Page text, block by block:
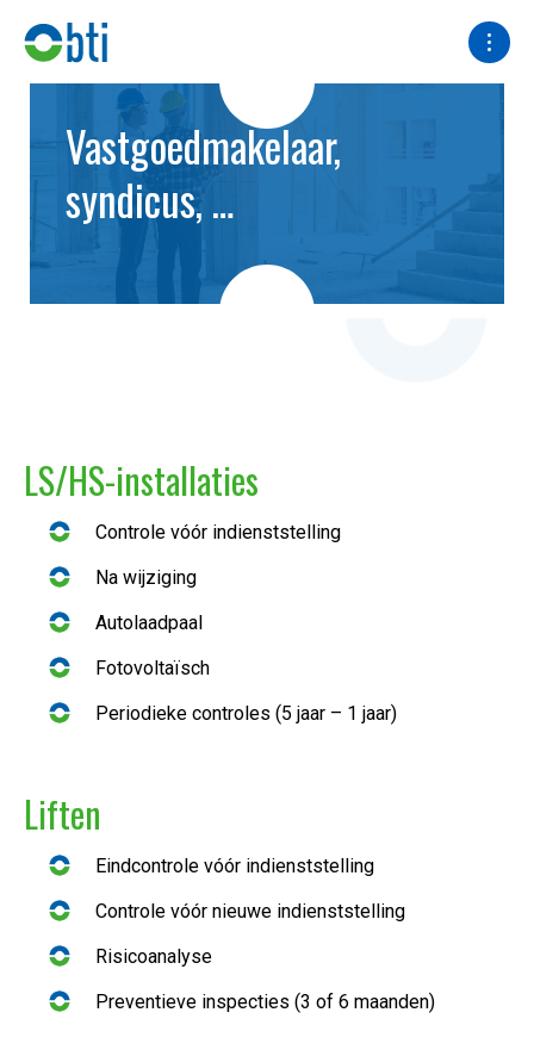
Vastgoedmakelaar,
syndicus, …
LS/HS-installaties
Controle vóór indienststelling
Na wijziging
Autolaadpaal
Fotovoltaïsch
Periodieke controles (5 jaar – 1 jaar)
Liften
Eindcontrole vóór indienststelling
Controle vóór nieuwe indienststelling
Risicoanalyse
Preventieve inspecties (3 of 6 maanden)